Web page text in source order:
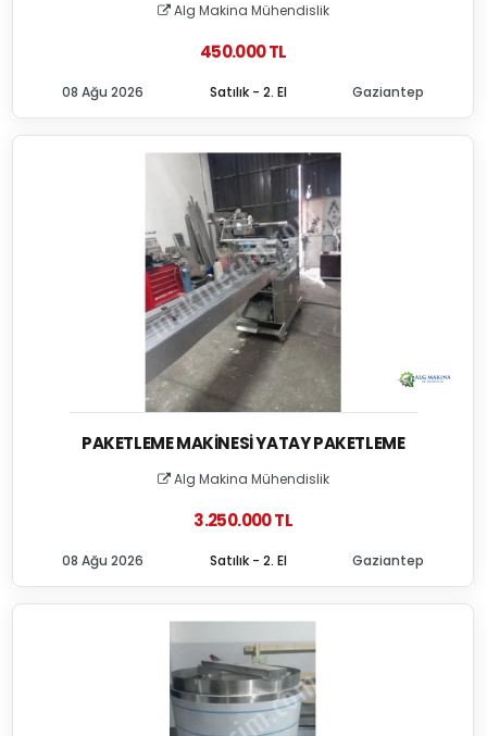
Alg Makina Mühendislik
450.000 TL
Satılık - 2. El
08 Ağu 2026 Gaziantep
PAKETLEME MAKINESI YATAY PAKETLEME
Alg Makina Mühendislik
3.250.000 TL
Satılık - 2. El
08 Ağu 2026 Gaziantep